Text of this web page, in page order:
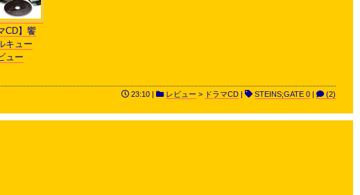
CD】饗
キュー
ュー
23:10 | レビュー > ドラマCD STEINS;GATE 0 (2)